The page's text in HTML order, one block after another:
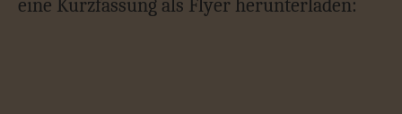
eine Kurzfassung als Flyer herunterladen: